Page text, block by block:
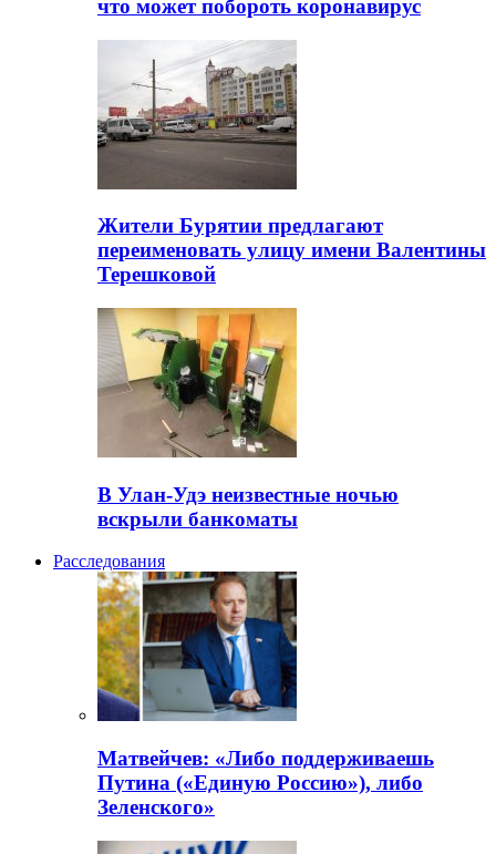
что может побороть коронавирус
Жители Бурятии предлагают
переименовать улицу имени Валентины
Терешковой
В Улан-Удэ неизвестные ночью
вскрыли банкоматы
Расследования
Матвейчев: «Либо поддерживаешь
Путина («Единую Россию»), либо
Зеленского»